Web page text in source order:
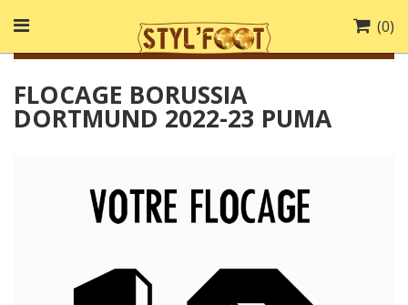
(0)
FLOCAGE BORUSSIA
DORTMUND 2022-23 PUMA